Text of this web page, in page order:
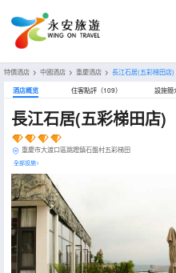
特價酒店 > 中國酒店 > 重慶酒店 > 長江石居(五彩梯田店)
酒店概览 住客點評（109） 設施簡
長江石居(五彩梯田店)
重慶市大渡口區跳蹬鎮石盤村五彩梯田
全部設施>